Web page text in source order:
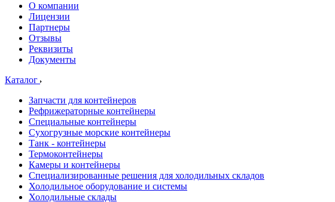
О компании
Лицензии
Партнеры
Отзывы
Реквизиты
Документы
Каталог
Запчасти для контейнеров
Рефрижераторные контейнеры
Специальные контейнеры
Сухогрузные морские контейнеры
Танк - контейнеры
Термоконтейнеры
Камеры и контейнеры
Специализированные решения для холодильных складов
Холодильное оборудование и системы
Холодильные склады